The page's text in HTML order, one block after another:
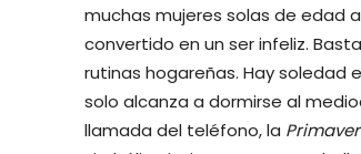
muchas mujeres solas de edad
convertido en un ser infeliz.
rutinas hogareñas. Hay soledad
solo alcanza a dormirse al
llamada del teléfono, la